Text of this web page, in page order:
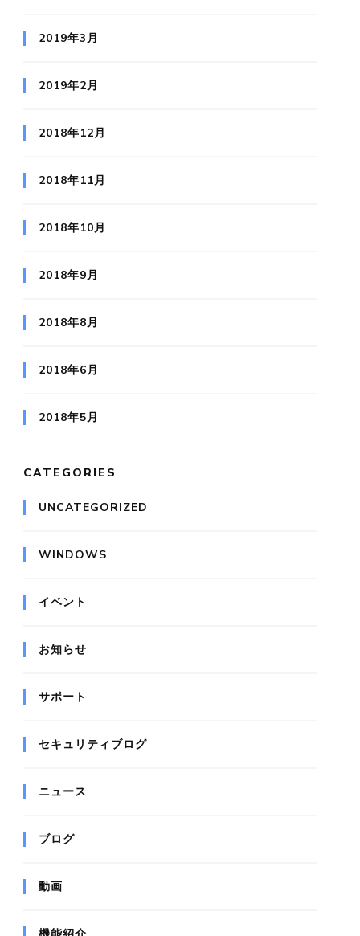
2019年3月
2019年2月
2018年12月
2018年11月
2018年10月
2018年9月
2018年8月
2018年6月
2018年5月
CATEGORIES
UNCATEGORIZED
WINDOWS
イベント
お知らせ
サポート
セキュリティブログ
ニュース
ブログ
動画